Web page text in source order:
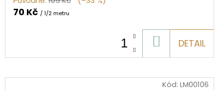
70 Kč / 1/2 metru
KOŠÍKU
DETAIL
Kód: LM00106